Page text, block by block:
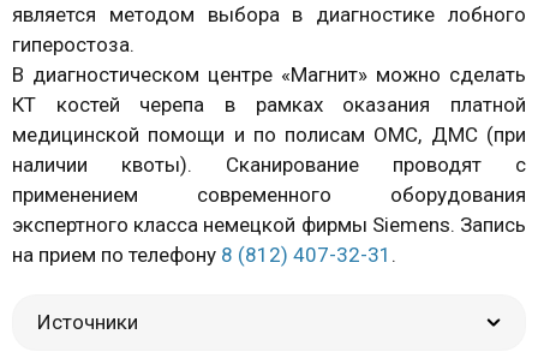
является методом выбора в диагностике лобного
гиперостоза.
В диагностическом центре «Магнит» можно сделать
КТ костей черепа в рамках оказания платной
медицинской помощи и по полисам ОМС, ДМС (при
наличии квоты). Сканирование проводят с
применением современного оборудования
экспертного класса немецкой фирмы Siemens. Запись
на прием по телефону 8 (812) 407-32-31 .
Источники